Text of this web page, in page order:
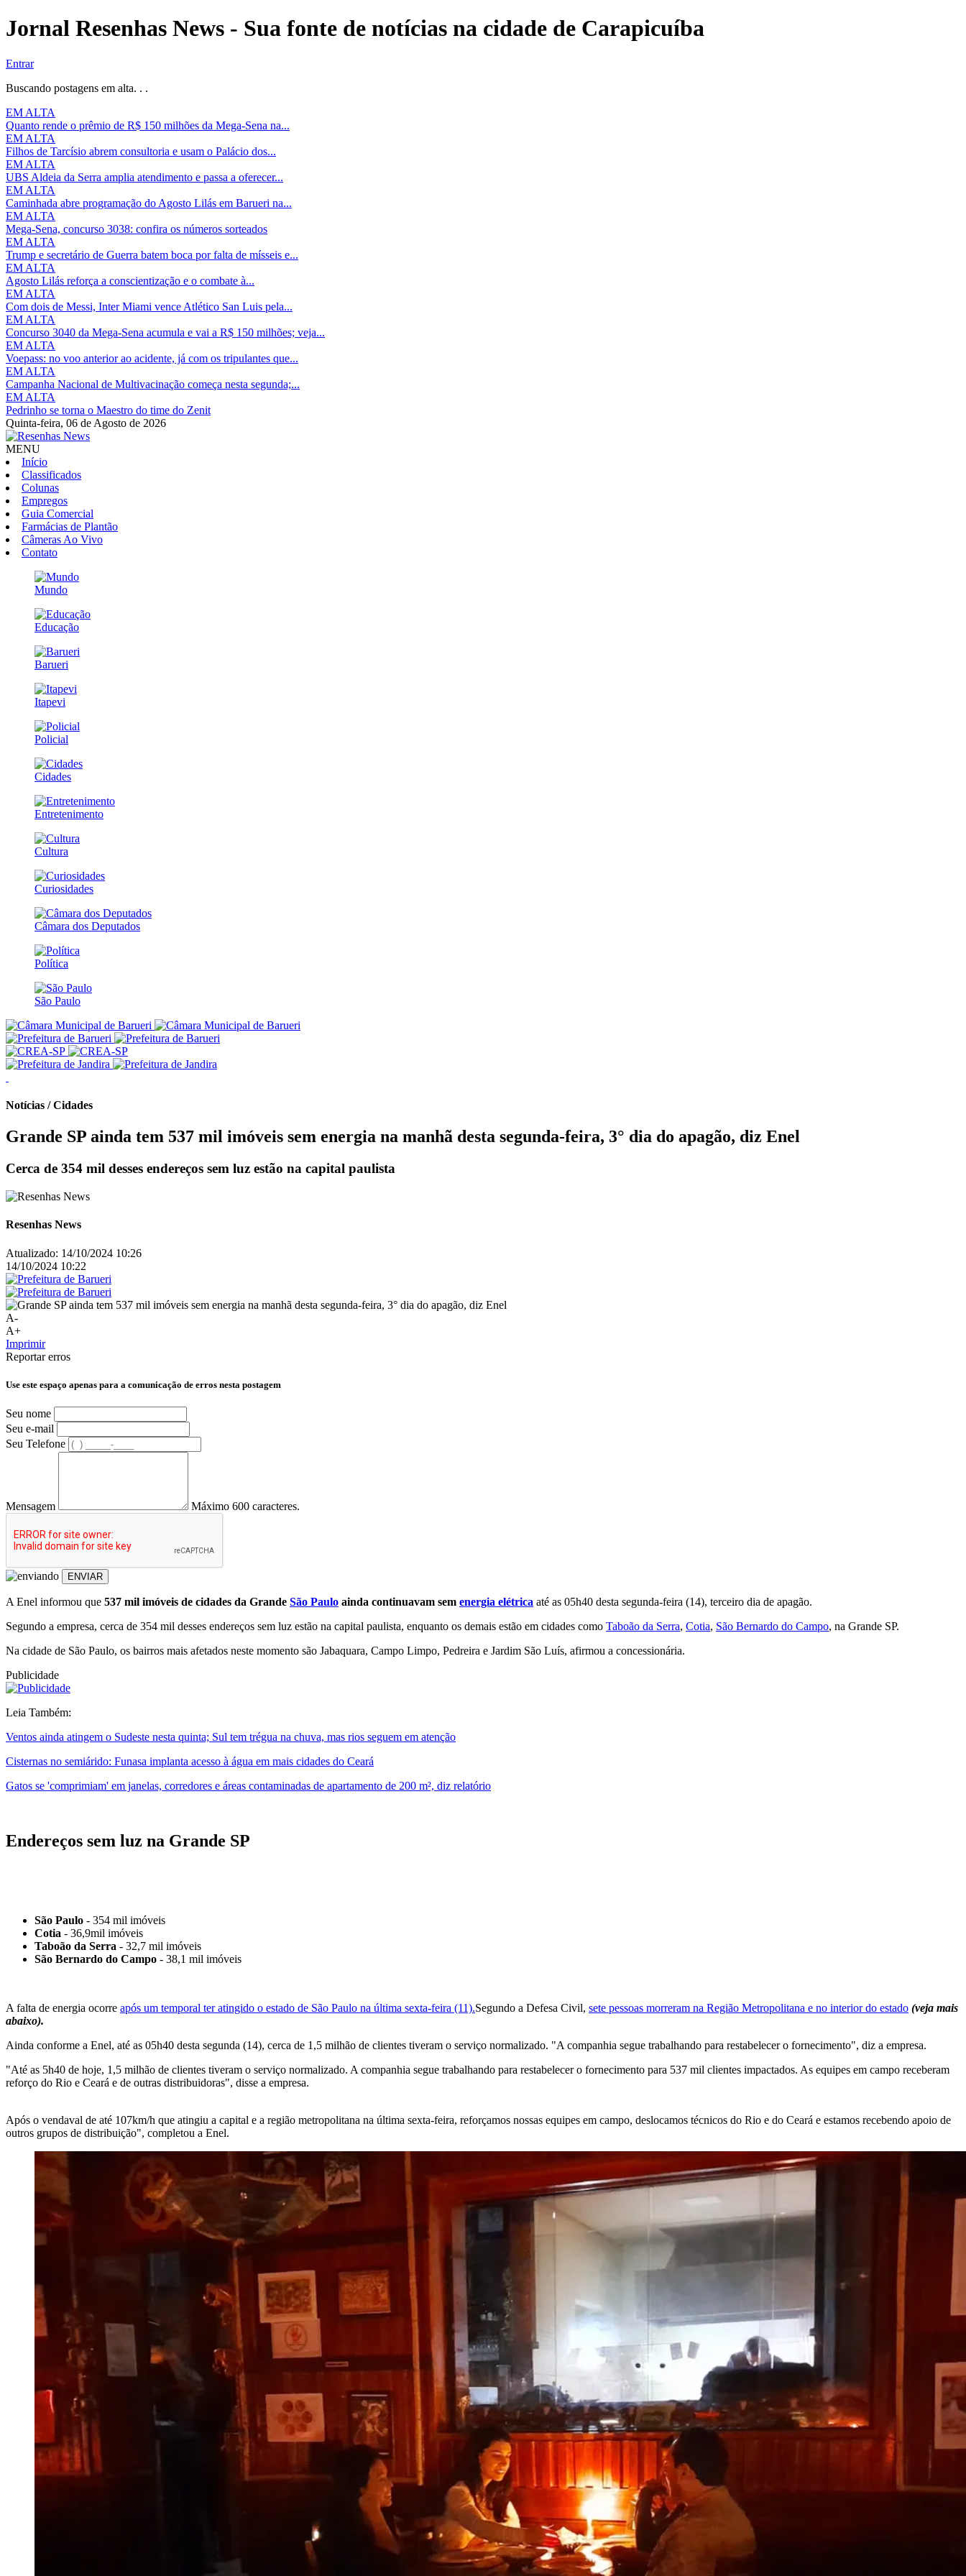
Jornal Resenhas News - Sua fonte de notícias na cidade de Carapicuíba
Entrar
Buscando postagens em alta. . .
EM ALTA
Quanto rende o prêmio de R$ 150 milhões da Mega-Sena na...
EM ALTA
Filhos de Tarcísio abrem consultoria e usam o Palácio dos...
EM ALTA
UBS Aldeia da Serra amplia atendimento e passa a oferecer...
EM ALTA
Caminhada abre programação do Agosto Lilás em Barueri na...
EM ALTA
Mega-Sena, concurso 3038: confira os números sorteados
EM ALTA
Trump e secretário de Guerra batem boca por falta de mísseis e...
EM ALTA
Agosto Lilás reforça a conscientização e o combate à...
EM ALTA
Com dois de Messi, Inter Miami vence Atlético San Luis pela...
EM ALTA
Concurso 3040 da Mega-Sena acumula e vai a R$ 150 milhões; veja...
EM ALTA
Voepass: no voo anterior ao acidente, já com os tripulantes que...
EM ALTA
Campanha Nacional de Multivacinação começa nesta segunda;...
EM ALTA
Pedrinho se torna o Maestro do time do Zenit
Quinta-feira, 06 de Agosto de 2026
MENU
Início
Classificados
Colunas
Empregos
Guia Comercial
Farmácias de Plantão
Câmeras Ao Vivo
Contato
Mundo
Educação
Barueri
Itapevi
Policial
Cidades
Entretenimento
Cultura
Curiosidades
Câmara dos Deputados
Política
São Paulo
Notícias / Cidades
Grande SP ainda tem 537 mil imóveis sem energia na manhã desta segunda-feira, 3° dia do apagão, diz Enel
Cerca de 354 mil desses endereços sem luz estão na capital paulista
Resenhas News
Atualizado: 14/10/2024 10:26
14/10/2024 10:22
A-
A+
Imprimir
Reportar erros
Use este espaço apenas para a comunicação de erros nesta postagem
Seu nome
Seu e-mail
Seu Telefone
Mensagem Máximo 600 caracteres.
ENVIAR
A Enel informou que 537 mil imóveis de cidades da Grande São Paulo ainda continuavam sem energia elétrica até as 05h40 desta segunda-feira (14), terceiro dia de apagão.
Segundo a empresa, cerca de 354 mil desses endereços sem luz estão na capital paulista, enquanto os demais estão em cidades como Taboão da Serra, Cotia, São Bernardo do Campo, na Grande SP.
Na cidade de São Paulo, os bairros mais afetados neste momento são Jabaquara, Campo Limpo, Pedreira e Jardim São Luís, afirmou a concessionária.
Publicidade
Leia Também:
Ventos ainda atingem o Sudeste nesta quinta; Sul tem trégua na chuva, mas rios seguem em atenção
Cisternas no semiárido: Funasa implanta acesso à água em mais cidades do Ceará
Gatos se 'comprimiam' em janelas, corredores e áreas contaminadas de apartamento de 200 m², diz relatório
Endereços sem luz na Grande SP
São Paulo - 354 mil imóveis
Cotia - 36,9mil imóveis
Taboão da Serra - 32,7 mil imóveis
São Bernardo do Campo - 38,1 mil imóveis
A falta de energia ocorre após um temporal ter atingido o estado de São Paulo na última sexta-feira (11).Segundo a Defesa Civil, sete pessoas morreram na Região Metropolitana e no interior do estado (veja mais
abaixo).
Ainda conforme a Enel, até as 05h40 desta segunda (14), cerca de 1,5 milhão de clientes tiveram o serviço normalizado. "A companhia segue trabalhando para restabelecer o fornecimento", diz a empresa.
"Até as 5h40 de hoje, 1,5 milhão de clientes tiveram o serviço normalizado. A companhia segue trabalhando para restabelecer o fornecimento para 537 mil clientes impactados. As equipes em campo receberam
reforço do Rio e Ceará e de outras distribuidoras", disse a empresa.
Após o vendaval de até 107km/h que atingiu a capital e a região metropolitana na última sexta-feira, reforçamos nossas equipes em campo, deslocamos técnicos do Rio e do Ceará e estamos recebendo apoio de
outros grupos de distribuição", completou a Enel.